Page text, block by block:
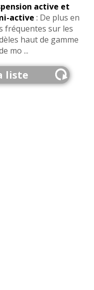
active et
active : De plus en
fréquentes sur les
haut de gamme
mo ...
liste